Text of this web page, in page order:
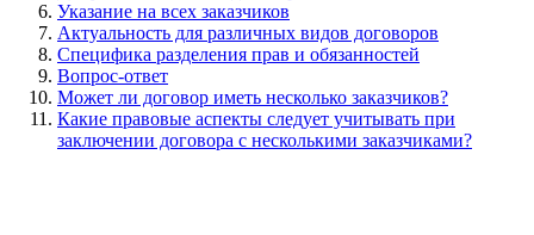
Указание на всех заказчиков
Актуальность для различных видов договоров
Специфика разделения прав и обязанностей
Вопрос-ответ
Может ли договор иметь несколько заказчиков?
Какие правовые аспекты следует учитывать при
заключении договора с несколькими заказчиками?